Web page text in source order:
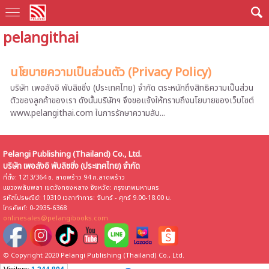
pelangithai
นโยบายความเป็นส่วนตัว (Privacy Policy)
บริษัท เพอลังอิ พับลิชชิ่ง (ประเทศไทย) จำกัด ตระหนักถึงสิทธิความเป็นส่วน
ตัวของลูกค้าของเรา ดังนั้นบริษัทฯ จึงขอแจ้งให้ทราบถึงนโยบายของเว็บไซต์
www.pelangithai.com ในการรักษาความลับ...
Pelangi Publishing (Thailand) Co., Ltd.
บริษัท เพอลังอิ พับลิชชิ่ง (ประเทศไทย) จำกัด
ที่ตั้ง: 1213/364 ซ. ลาดพร้าว 94 ถ.ลาดพร้าว
แขวงพลับพลา เขตวังทองหลาง จังหวัด: กรุงเทพมหานคร
รหัสไปรษณีย์: 10310 เวลาทำการ: จันทร์ - ศุกร์ 9.00-18.00 น.
โทรศัพท์: 0-2935-6368
onlinesales@pelangibooks.com
© Copyright 2020 Pelangi Publishing (Thailand) Co., Ltd.